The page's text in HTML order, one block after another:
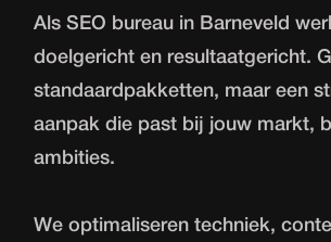
Als SEO bureau in Barneveld
doelgericht en resultaatgericht.
standaardpakketten, maar een
aanpak die past bij jouw markt,
ambities.
We optimaliseren techniek,